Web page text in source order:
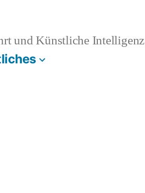
und Künstliche Intelligenz